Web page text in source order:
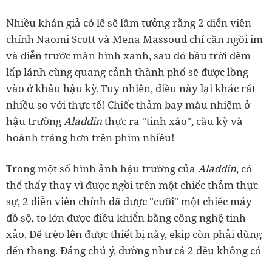
Nhiều khán giả có lẽ sẽ lầm tưởng rằng 2 diễn viên
chính Naomi Scott và Mena Massoud chỉ cần ngồi im
và diễn trước màn hình xanh, sau đó bầu trời đêm
lấp lánh cùng quang cảnh thành phố sẽ được lồng
vào ở khâu hậu kỳ. Tuy nhiên, điều này lại khác rất
nhiều so với thực tế! Chiếc thảm bay màu nhiệm ở
hậu trườngAladdinthực ra "tinh xảo", cầu kỳ và
hoành tráng hơn trên phim nhiều!
Trong một số hình ảnh hậu trường của Aladdin, có
thể thấy thay vì được ngồi trên một chiếc thảm thực
sự, 2 diễn viên chính đã được "cưỡi" một chiếc máy
đồ sộ, to lớn được điều khiển bằng công nghệ tinh
xảo. Để trèo lên được thiết bị này, ekip còn phải dùng
đến thang. Đáng chú ý, dường như cả 2 đều không có